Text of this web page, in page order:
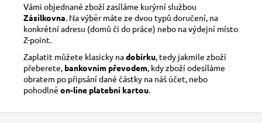
Vámi objednané zboží zasíláme kurýrní službou
Zásilkovna . Na výběr máte ze dvou typů doručení, na
konkrétní adresu (domů či do práce) nebo na výdejní místo
Z-point.
Zaplatit můžete klasicky nadobírku , tedy jakmile zboží
přeberete, bankovním převodem , kdy zboží odesíláme
obratem po připsání dané částky na náš účet, nebo
pohodlně on-line platební kartou